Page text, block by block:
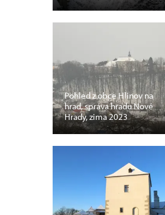
Pohled z obce Hlinov na
hrad, správa hradu Nové
Hrady, zima 2023